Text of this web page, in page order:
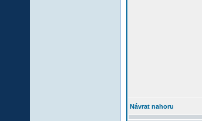
Návrat nahoru